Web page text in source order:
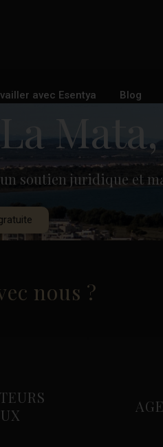
avec Esentya Blog
soutien juridique et
nous ?